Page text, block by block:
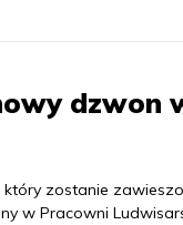
dzwon
zostanie
w Pracowni